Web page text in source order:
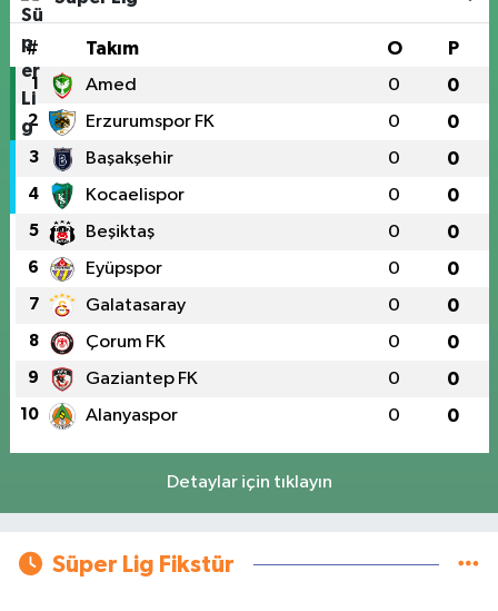
# Takım O P
1 Amed 0 0
2 Erzurumspor FK 0 0
3 Başakşehir 0 0
4 Kocaelispor 0 0
5 Beşiktaş 0 0
6 Eyüpspor 0 0
7 Galatasaray 0 0
8 Çorum FK 0 0
9 Gaziantep FK 0 0
10 Alanyaspor 0 0
Detaylar için tıklayın
Süper Lig Fikstür